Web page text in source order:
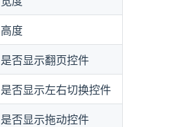
高度
是否显示翻页控件
是否显示左右切换控件
是否显示拖动控件